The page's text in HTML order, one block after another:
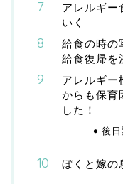
アレルギー
いく
給食の時の
給食復帰を
アレルギー
からも保育
した！
後日
ぼくと嫁の